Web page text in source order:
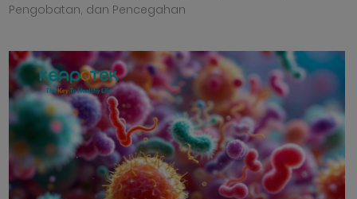
Pengobatan, dan Pencegahan